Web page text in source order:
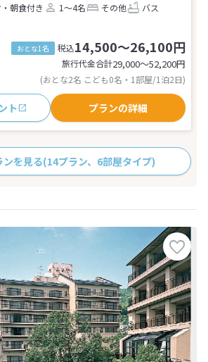
朝食付き 1～4名 その他
バス
おとな1名 税込14,500～26,100円
旅行代金合計29,000〜52,200円
(おとな2名 こども0名・1部屋/1泊2日)
ト プランの詳細
ンを見る(14プラン、6部屋タイプ)